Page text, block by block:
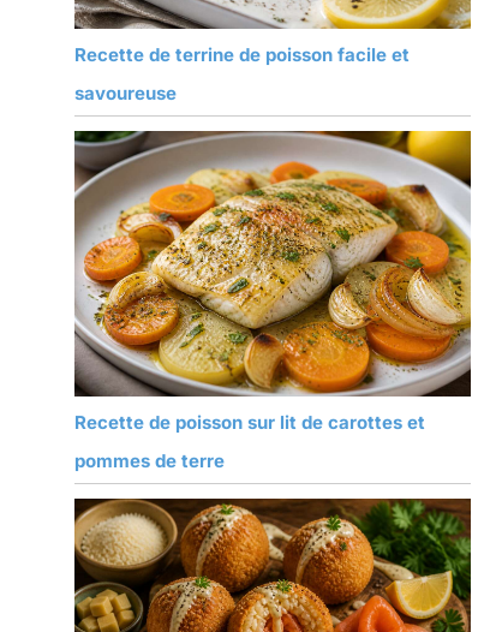
Recette de terrine de poisson facile et
savoureuse
Recette de poisson sur lit de carottes et
pommes de terre